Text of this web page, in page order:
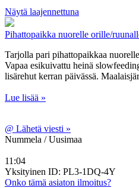
Näytä laajennettuna
Pihattopaikka nuorelle orille/
Tarjolla pari pihattopaikkaa
Vapaa esikuivattu heinä
lisärehut kerran päivässä.
Lue lisää »
@ Lähetä viesti »
Nummela / Uusimaa
11:04
Yksityinen ID: PL3-1DQ-4Y
Onko tämä asiaton ilmoitus?